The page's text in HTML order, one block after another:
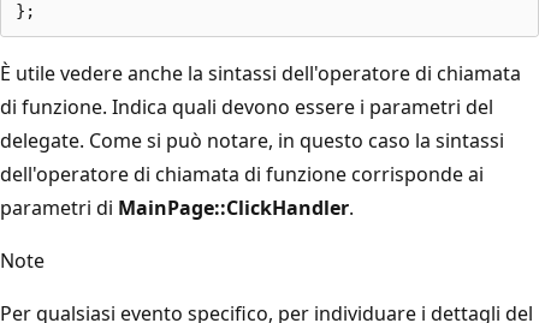
È utile vedere anche la sintassi dell'operatore di chiamata
di funzione. Indica quali devono essere i parametri del
delegate. Come si può notare, in questo caso la sintassi
dell'operatore di chiamata di funzione corrisponde ai
parametri di MainPage::ClickHandler.
Note
Per qualsiasi evento specifico, per individuare i dettagli del